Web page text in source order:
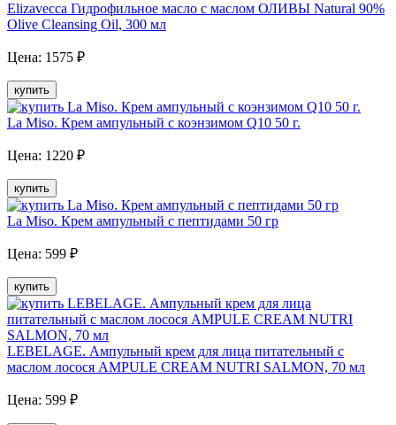
Elizavecca Гидрофильное масло с маслом ОЛИВЫ Natural 90%
Olive Cleansing Oil, 300 мл
Цена: 1575 ₽
купить
La Miso. Крем ампульный с коэнзимом Q10 50 г.
Цена: 1220 ₽
купить
La Miso. Крем ампульный с пептидами 50 гр
Цена: 599 ₽
купить
LEBELAGE. Ампульный крем для лица питательный с
маслом лосося AMPULE CREAM NUTRI SALMON, 70 мл
Цена: 599 ₽